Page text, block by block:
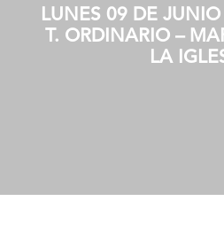
LUNES 09 DE
T. ORDINARIO –
LA